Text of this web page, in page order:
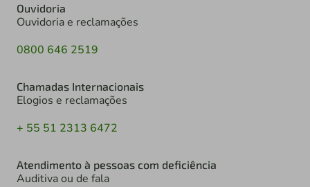
Ouvidoria
Ouvidoria e reclamações
0800 646 2519
Chamadas Internacionais
Elogios e reclamações
+ 55 51 2313 6472
Atendimento à pessoas com deficiência
Auditiva ou de fala